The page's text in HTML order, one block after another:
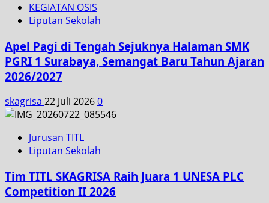
KEGIATAN OSIS
Liputan Sekolah
Apel Pagi di Tengah Sejuknya Halaman SMK
PGRI 1 Surabaya, Semangat Baru Tahun Ajaran
2026/2027
skagrisa 22 Juli 20260
Jurusan TITL
Liputan Sekolah
Tim TITL SKAGRISA Raih Juara 1 UNESA PLC
Competition II 2026